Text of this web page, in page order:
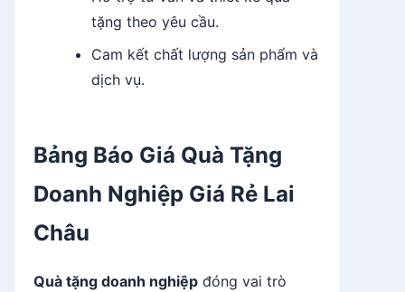
tặng theo yêu cầu.
Cam kết chất lượng sản phẩm và
dịch vụ.
Bảng Báo Giá Quà Tặng
Doanh Nghiệp Giá Rẻ Lai
Châu
Quà tặng doanh nghiệp đóng vai trò